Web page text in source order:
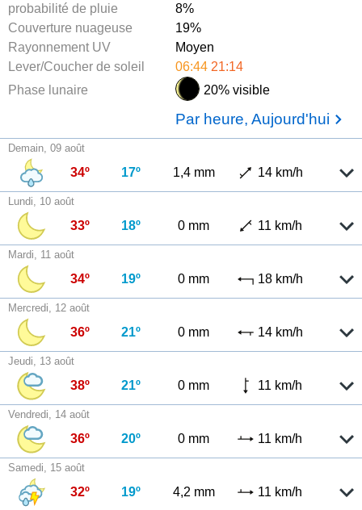
probabilité de pluie
8%
Couverture nuageuse
19%
Rayonnement UV
Moyen
Lever/Coucher de soleil
06:44 21:14
Phase lunaire
20% visible
Par heure, Aujourd'hui
Demain, 09 août
34º 17º 1,4 mm 14 km/h
Lundi, 10 août
33º 18º 0 mm 11 km/h
Mardi, 11 août
34º 19º 0 mm 18 km/h
Mercredi, 12 août
36º 21º 0 mm 14 km/h
Jeudi, 13 août
38º 21º 0 mm 11 km/h
Vendredi, 14 août
36º 20º 0 mm 11 km/h
Samedi, 15 août
32º 19º 4,2 mm 11 km/h